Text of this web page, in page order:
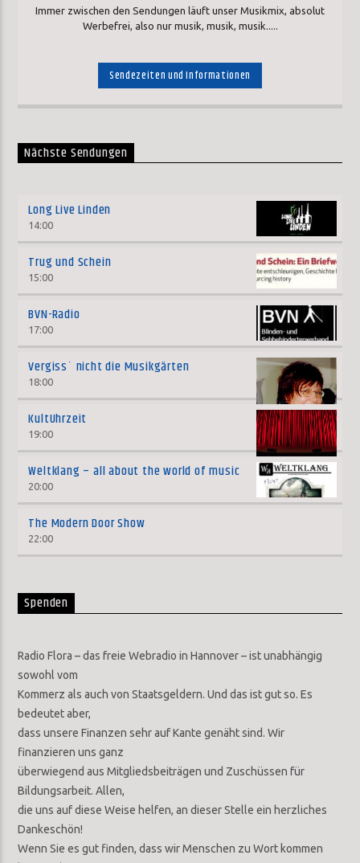
Immer zwischen den Sendungen läuft unser Musikmix, absolut
Werbefrei, also nur musik, musik, musik.....
Sendezeiten und Informationen
Nächste Sendungen
Long Live Linden
14:00
Trug und Schein
15:00
BVN-Radio
17:00
Vergiss´ nicht die Musikgärten
18:00
KultUhrzeit
19:00
Weltklang – all about the world of music
20:00
The Modern Door Show
22:00
Spenden
Radio Flora – das freie Webradio in Hannover – ist unabhängig
sowohl vom
Kommerz als auch von Staatsgeldern. Und das ist gut so. Es
bedeutet aber,
dass unsere Finanzen sehr auf Kante genäht sind. Wir
finanzieren uns ganz
überwiegend aus Mitgliedsbeiträgen und Zuschüssen für
Bildungsarbeit. Allen,
die uns auf diese Weise helfen, an dieser Stelle ein herzliches
Dankeschön!
Wenn Sie es gut finden, dass wir Menschen zu Wort kommen